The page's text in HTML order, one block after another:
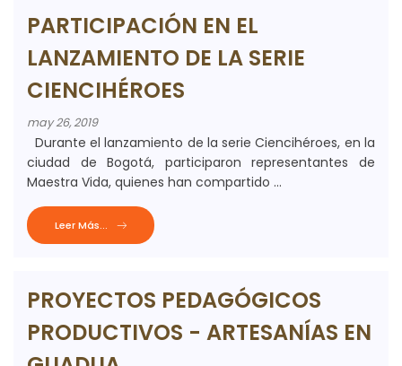
PARTICIPACIÓN EN EL
LANZAMIENTO DE LA SERIE
CIENCIHÉROES
may 26, 2019
Durante el lanzamiento de la serie Ciencihéroes, en la
ciudad de Bogotá, participaron representantes de
Maestra Vida, quienes han compartido ...
Leer Más...
PROYECTOS PEDAGÓGICOS
PRODUCTIVOS - ARTESANÍAS EN